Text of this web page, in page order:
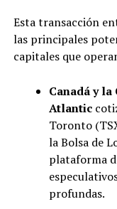
Esta transacción
las principales
capitales que
Canadá y
Atlantic
Toronto
la Bolsa de
plataforma
profundas.